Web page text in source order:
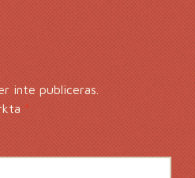
inte publiceras.
*